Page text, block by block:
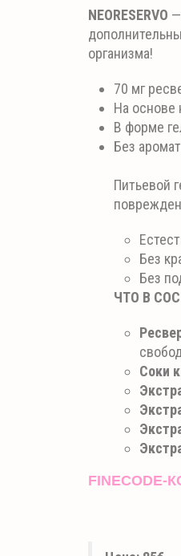
NEORESERVO
организма!
70 мг
На основе
В форме
Без
Питьевой
Без
Без
ЧТО В
Соки